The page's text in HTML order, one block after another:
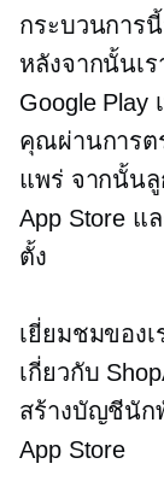
กระบวนการ
หลังจากนั้นเ
Google Play
คุณผ่านการต
แพร่ จากนั้น
App Store แ
ตั้ง
เยี่ยมชมของเ
เกี่ยวกับ
สร้างบัญชีนัก
App Store